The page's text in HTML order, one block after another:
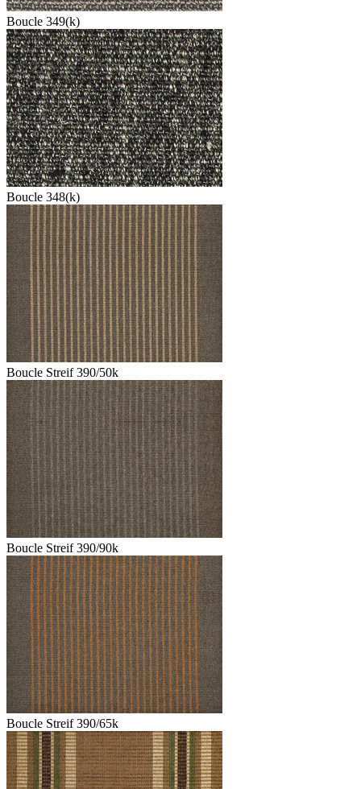
Boucle 349(k)
Boucle 348(k)
Boucle Streif 390/50k
Boucle Streif 390/90k
Boucle Streif 390/65k